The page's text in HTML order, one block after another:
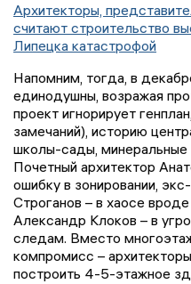
Архитекторы,
считают строительство
Липецка катастрофой
Напомним, тогда, в
единодушны, возражая
проект игнорирует
замечаний), историю
школы-сады, минеральные
Почетный архитектор
ошибку в зонировании,
Строганов – в хаосе
Александр Клоков – в
следам. Вместо
компромисс –
построить 4-5-этажное